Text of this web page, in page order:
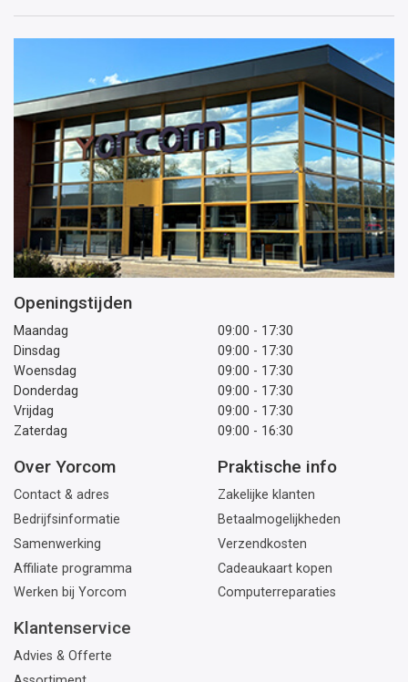
mailadres
Openingstijden
Maandag
09:00 - 17:30
Dinsdag
09:00 - 17:30
Woensdag
09:00 - 17:30
Donderdag
09:00 - 17:30
Vrijdag
09:00 - 17:30
Zaterdag
09:00 - 16:30
Over Yorcom
Contact & adres
Bedrijfsinformatie
Samenwerking
Affiliate programma
Werken bij Yorcom
Praktische info
Zakelijke klanten
Betaalmogelijkheden
Verzendkosten
Cadeaukaart kopen
Computerreparaties
Klantenservice
Advies & Offerte